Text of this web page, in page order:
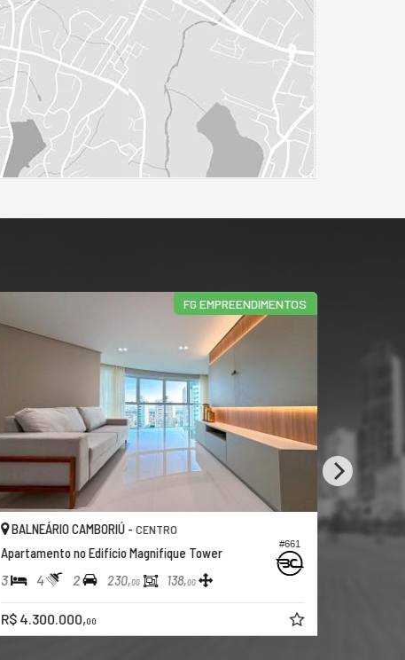
FG EMPREENDIMENTOS
#661
BALNEÁRIO CAMBORIÚ -CENTRO
Apartamento no Edifício Magnifique Tower
3 4 2 230,00 138,00
R$ 4.300.000,00